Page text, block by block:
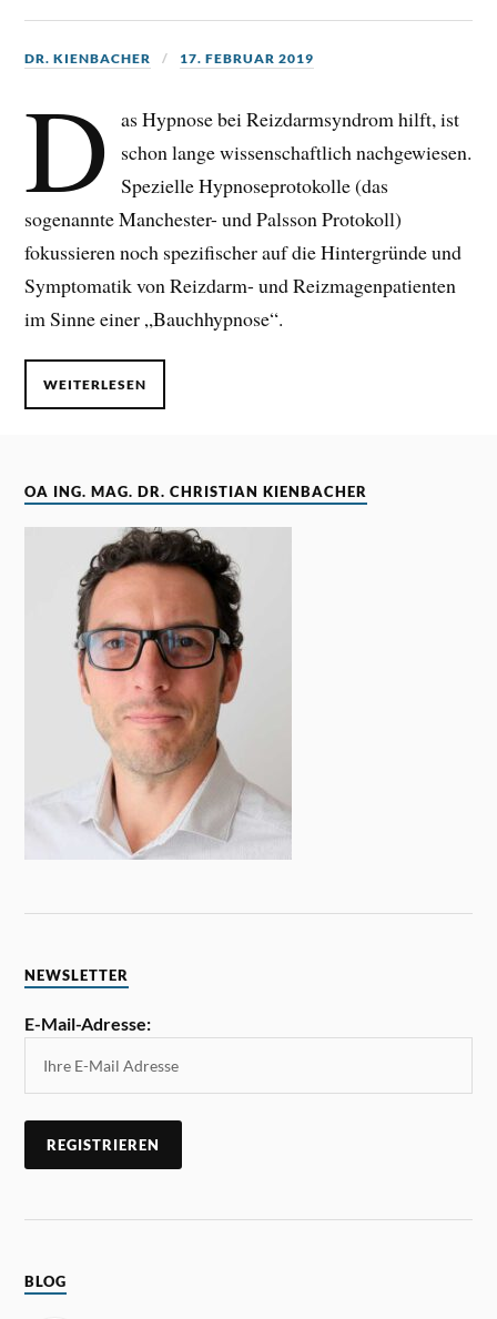
DR. KIENBACHER 17. FEBRUAR 2019
D as Hypnose bei Reizdarmsyndrom hilft, ist
schon lange wissenschaftlich nachgewiesen.
Spezielle Hypnoseprotokolle (das
sogenannte Manchester- und Palsson Protokoll)
fokussieren noch spezifischer auf die Hintergründe und
Symptomatik von Reizdarm- und Reizmagenpatienten
im Sinne einer „Bauchhypnose“.
WEITERLESEN
OA ING. MAG. DR. CHRISTIAN KIENBACHER
NEWSLETTER
E-Mail-Adresse:
BLOG